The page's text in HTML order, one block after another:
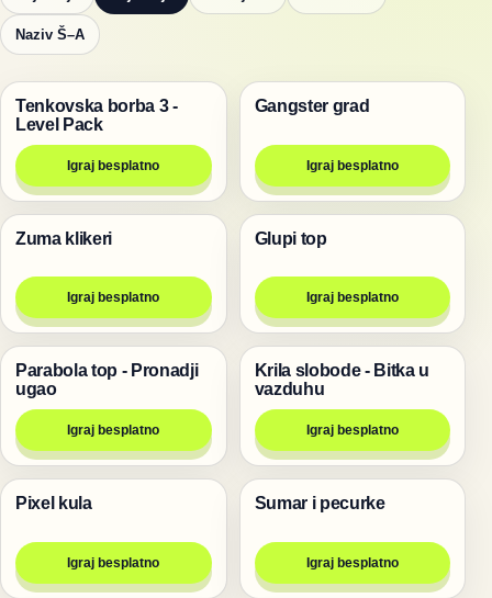
Naziv Š–A
Pucanje
Tenkovska borba 3 -
Level Pack
Igraj besplatno
Pucanje
Gangster grad
Igraj besplatno
Pucanje
Zuma klikeri
Igraj besplatno
Pucanje
Glupi top
Igraj besplatno
Pucanje
Parabola top - Pronadji
ugao
Igraj besplatno
Pucanje
Krila slobode - Bitka u
vazduhu
Igraj besplatno
Pucanje
Pixel kula
Igraj besplatno
Pucanje
Sumar i pecurke
Igraj besplatno